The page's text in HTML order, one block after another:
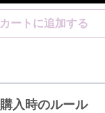
カートに追加する
購入時のルール